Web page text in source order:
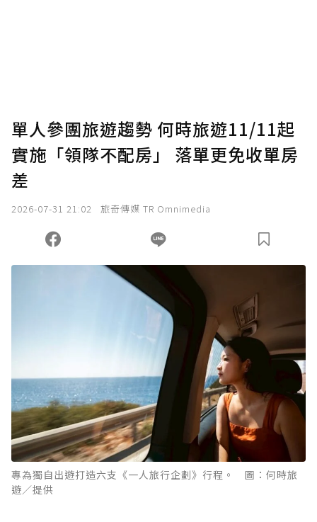
單人參團旅遊趨勢 何時旅遊11/11起
實施「領隊不配房」 落單更免收單房
差
2026-07-31 21:02 旅奇傳媒 TR Omnimedia
專為獨自出遊打造六支《一人旅行企劃》行程。 圖：何時旅
遊／提供